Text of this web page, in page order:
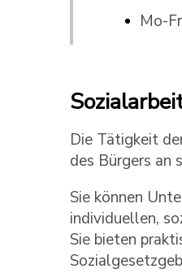
Mo-
Die Tätigkeit
des Bürgers an
Sie können
individuellen,
Sie bieten